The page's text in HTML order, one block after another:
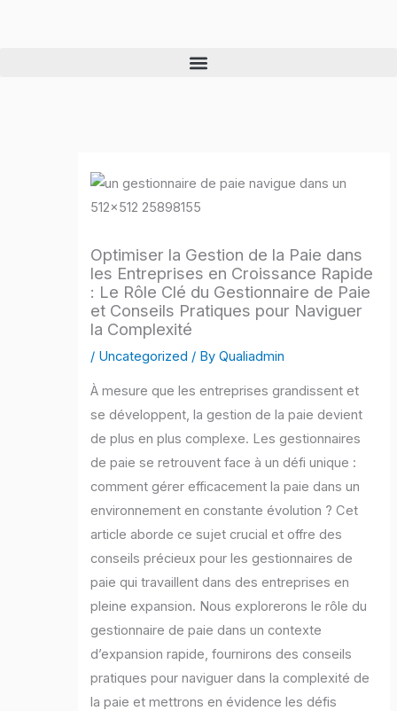
Optimiser la Gestion de la Paie dans
les Entreprises en Croissance Rapide
: Le Rôle Clé du Gestionnaire de Paie
et Conseils Pratiques pour Naviguer
la Complexité
/ Uncategorized / ByQualiadmin
À mesure que les entreprises grandissent et
se développent, la gestion de la paie devient
de plus en plus complexe. Les gestionnaires
de paie se retrouvent face à un défi unique :
comment gérer efficacement la paie dans un
environnement en constante évolution ? Cet
article aborde ce sujet crucial et offre des
conseils précieux pour les gestionnaires de
paie qui travaillent dans des entreprises en
pleine expansion. Nous explorerons le rôle du
gestionnaire de paie dans un contexte
d’expansion rapide, fournirons des conseils
pratiques pour naviguer dans la complexité de
la paie et mettrons en évidence les défis